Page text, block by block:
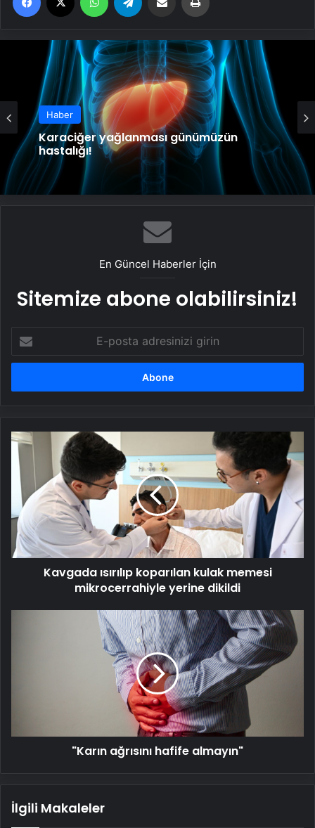
Haber
Karaciğer yağlanması günümüzün
hastalığı!
Haber
Zamana karşı “30 dakikalık” yolculuk
En Güncel Haberler İçin
Sitemize abone olabilirsiniz!
posta
adresinizi
Kavgada
ısırılıp
koparılan
kulak
memesi
mikrocerrahiyle
yerine
dikildi
Kavgada ısırılıp koparılan kulak memesi
mikrocerrahiyle yerine dikildi
"Karın ağrısını hafife almayın"
İlgili Makaleler